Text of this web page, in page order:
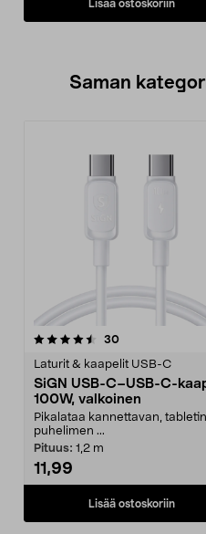
Lisää ostoskoriin
Saman
30arvostelut
Laturit & kaapelit USB-C
SiGN USB-C–USB-C-
100W, valkoinen
Pikalataa kannettavan,
puhelimen ...
Pituus: 1,2 m
11,99
Lisää ostoskoriin
4.5 viidestä